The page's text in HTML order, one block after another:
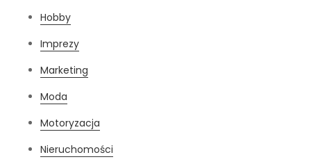
Hobby
Imprezy
Marketing
Moda
Motoryzacja
Nieruchomości